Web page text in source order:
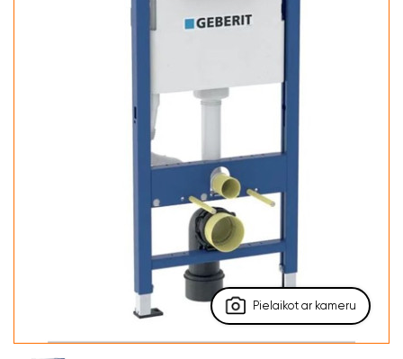
Pielaikot ar kameru